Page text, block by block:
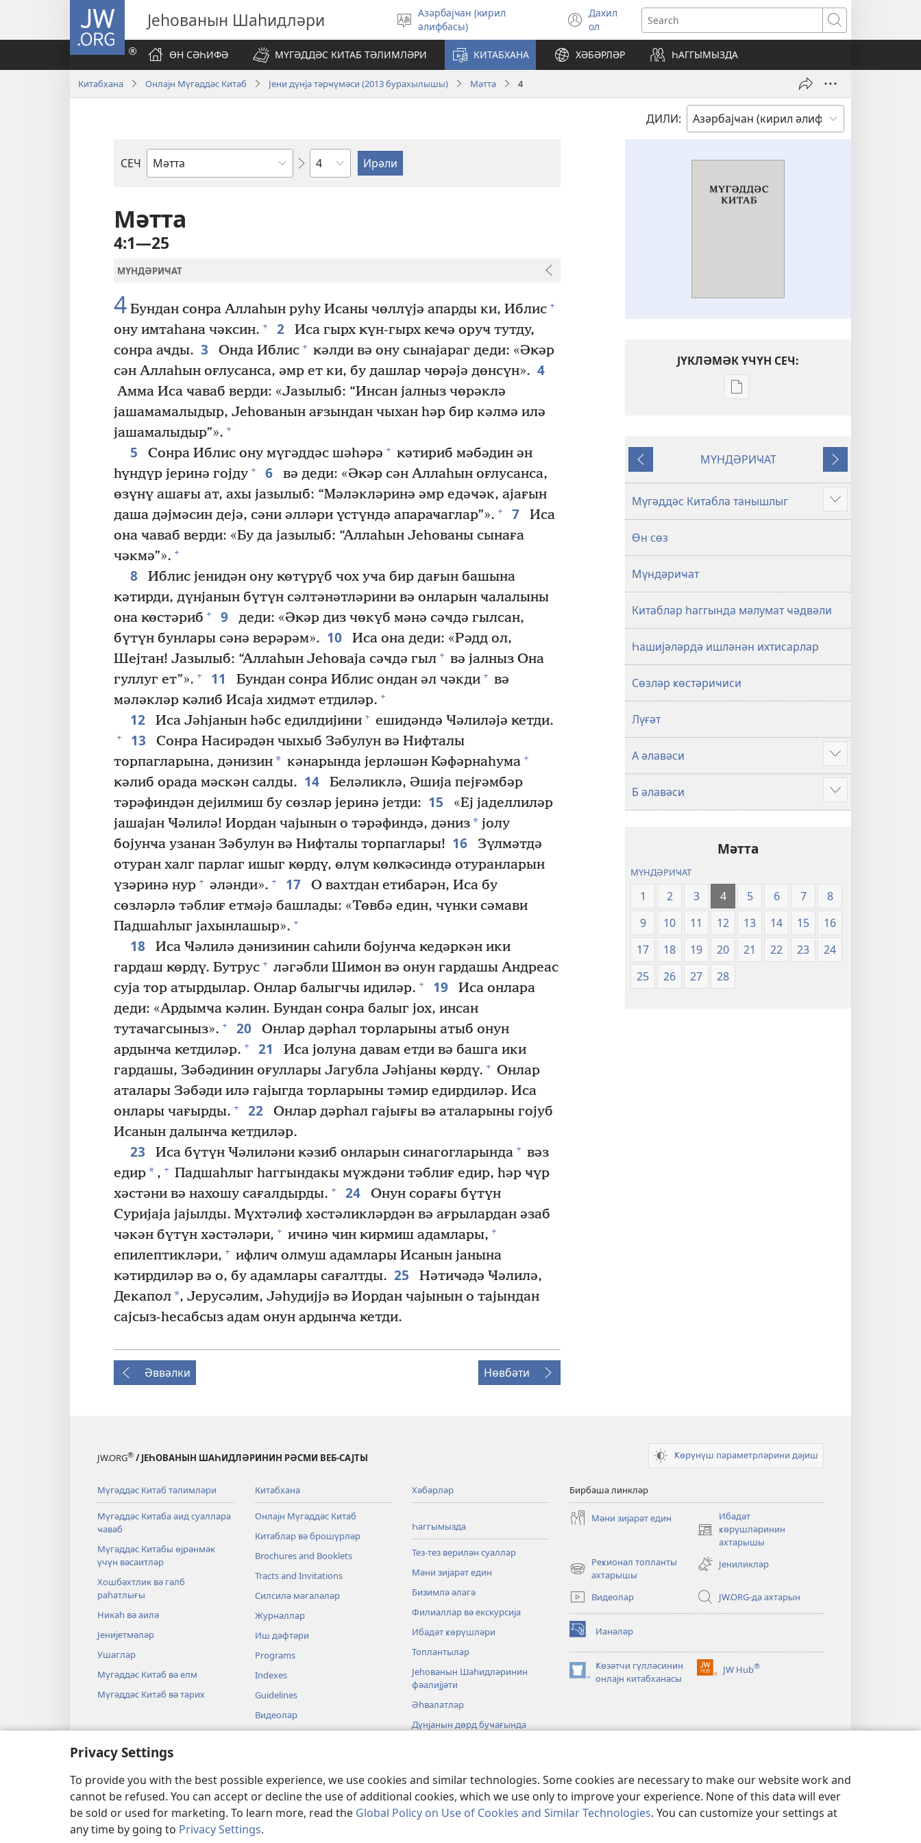
Privacy Settings
To provide you with the best possible experience, we use cookies and similar technologies. Some cookies are necessary to make our website work and
cannot be refused. You can accept or decline the use of additional cookies, which we use only to improve your experience. None of this data will ever
be sold or used for marketing. To learn more, read the Global Policy on Use of Cookies and Similar Technologies. You can customize your settings at
any time by going to Privacy Settings.
JW.ORG
Јеһованын Шаһидләри
сечин
Aзәрбајҹан (кирил
әлифбасы)
Дахил
ол(opens
new
window)
Search
ӨН СӘҺИФӘ МҮГӘДДӘС КИТАБ ТӘЛИМЛӘРИ КИТАБХАНА ХӘБӘРЛӘР ҺАГГЫМЫЗДА
Китабхана Онлајн Мүгәддәс Китаб Јени дүнја тәрҹүмәси (2013 бурахылышы) Мәтта 4
ДИЛИ:
СЕЧ
Бөлмә
Фәсил
Мәтта
4:1—25
МҮНДӘРИҸАТ
4 Бундан сонра Аллаһын руһу Исаны чөллүјә апарды ки, Иблис +
ону имтаһана чәксин. + 2
Иса гырх ҝүн-гырх ҝеҹә оруҹ тутду,
сонра аҹды. 3 Онда Иблис + ҝәлди вә ону сынајараг деди: «Әҝәр
сән Аллаһын оғлусанса, әмр ет ки, бу дашлар чөрәјә дөнсүн». 4
Амма Иса ҹаваб верди: «Јазылыб: “Инсан јалныз чөрәклә
јашамамалыдыр, Јеһованын ағзындан чыхан һәр бир кәлмә илә
јашамалыдыр”». +
5 Сонра Иблис ону мүгәддәс шәһәрә + ҝәтириб мәбәдин ән
һүндүр јеринә гојду + 6
вә деди: «Әҝәр сән Аллаһын оғлусанса,
өзүнү ашағы ат, ахы јазылыб: “Мәләкләринә әмр едәҹәк, ајағын
даша дәјмәсин дејә, сәни әлләри үстүндә апараҹаглар”». + 7
Иса
она ҹаваб верди: «Бу да јазылыб: “Аллаһын Јеһованы сынаға
чәкмә”». +
8
Иблис јенидән ону ҝөтүрүб чох уҹа бир дағын башына
ҝәтирди, дүнјанын бүтүн сәлтәнәтләрини вә онларын ҹалалыны
она ҝөстәриб + 9
деди: «Әҝәр диз чөкүб мәнә сәҹдә гылсан,
бүтүн бунлары сәнә верәрәм». 10
Иса она деди: «Рәдд ол,
Шејтан! Јазылыб: “Аллаһын Јеһоваја сәҹдә гыл + вә јалныз Она
гуллуг ет”». + 11 Бундан сонра Иблис ондан әл чәкди + вә
мәләкләр ҝәлиб Исаја хидмәт етдиләр. +
12 Иса Јәһјанын һәбс едилдијини + ешидәндә Ҹәлиләјә ҝетди.
+ 13
Сонра Насирәдән чыхыб Зәбулун вә Нифталы
торпагларына, дәнизин* кәнарында јерләшән Кәфәрнаһума +
ҝәлиб орада мәскән салды. 14
Беләликлә, Әшија пејғәмбәр
тәрәфиндән дејилмиш бу сөзләр јеринә јетди: 15
«Еј јаделлиләр
јашајан Ҹәлилә! Иордан чајынын о тәрәфиндә, дәниз* јолу
бојунҹа узанан Зәбулун вә Нифталы торпаглары! 16
Зүлмәтдә
отуран халг парлаг ишыг ҝөрдү, өлүм көлҝәсиндә отуранларын
үзәринә нур + әләнди». + 17
О вахтдан етибарән, Иса бу
сөзләрлә тәблиғ етмәјә башлады: «Төвбә един, чүнки сәмави
Падшаһлыг јахынлашыр». +
18
Иса Ҹәлилә дәнизинин саһили бојунҹа ҝедәркән ики
гардаш ҝөрдү. Бутрус + ләгәбли Шимон вә онун гардашы Андреас
суја тор атырдылар. Онлар балыгчы идиләр. + 19
Иса онлара
деди: «Ардымҹа ҝәлин. Бундан сонра балыг јох, инсан
тутаҹагсыныз». + 20
Онлар дәрһал торларыны атыб онун
ардынҹа ҝетдиләр. + 21
Иса јолуна давам етди вә башга ики
гардашы, Зәбәдинин оғуллары Јагубла Јәһјаны ҝөрдү. + Онлар
аталары Зәбәди илә гајыгда торларыны тәмир едирдиләр. Иса
онлары чағырды. + 22
Онлар дәрһал гајығы вә аталарыны гојуб
Исанын далынҹа ҝетдиләр.
23 Иса бүтүн Ҹәлиләни ҝәзиб онларын синагогларында + вәз
едир* , + Падшаһлыг һаггындакы мүждәни тәблиғ едир, һәр ҹүр
хәстәни вә нахошу сағалдырды. + 24
Онун сорағы бүтүн
Суријаја јајылды. Мүхтәлиф хәстәликләрдән вә ағрылардан әзаб
чәкән бүтүн хәстәләри, + ичинә ҹин ҝирмиш адамлары, +
епилептикләри, + ифлиҹ олмуш адамлары Исанын јанына
ҝәтирдиләр вә о, бу адамлары сағалтды. 25
Нәтиҹәдә Ҹәлилә,
Декапол*, Јерусәлим, Јәһудијјә вә Иордан чајынын о тајындан
сајсыз-һесабсыз адам онун ардынҹа ҝетди.
Әввәлки Нөвбәти
ЈҮКЛӘМӘК ҮЧҮН СЕЧ:
Електрон
параметрләр
(Төврат,
Әввәлки
МҮНДӘРИҸАТ
Нөвбәти
Мүгәддәс Китабла танышлыг
Show
more
Өн сөз
Мүндәриҹат
Китаблар һаггында мәлумат ҹәдвәли
Һашијәләрдә ишләнән ихтисарлар
Сөзләр ҝөстәриҹиси
Лүғәт
А әлавәси
Show
more
Б әлавәси
Show
more
Мәтта
МҮНДӘРИҸАТ
1 2 3 4 5 6 7
8
9
10 11 12 13 14 15
16
17
18 19 20 21 22 23
24
25
26 27 28
JW.ORG® / ЈЕҺОВАНЫН ШАҺИДЛӘРИНИН РӘСМИ ВЕБ-САЈТЫ Ҝөрүнүш параметрләрини дәјиш
Мүгәддәс Китаб тәлимләри
Мүгәддәс Китаба аид суаллара
ҹаваб
Мүгәддәс Китабы өјрәнмәк
үчүн вәсаитләр
Хошбәхтлик вә гәлб
раһатлығы
Никаһ вә аилә
Јенијетмәләр
Ушаглар
Мүгәддәс Китаб вә елм
Мүгәддәс Китаб вә тарих
Китабхана
Онлајн Мүгәддәс Китаб
Китаблар вә брошүрләр
Brochures and Booklets
Tracts and Invitations
Силсилә мәгаләләр
Журналлар
Иш дәфтәри
Programs
Indexes
Guidelines
Видеолар
Мусиги
Бәдии гираәт
Хәбәрләр
Һаггымызда
Тез-тез верилән суаллар
Мәни зијарәт един
Бизимлә әлагә
Филиаллар вә екскурсија
Ибадәт ҝөрүшләри
Топлантылар
Јеһованын Шаһидләринин
фәалијјәти
Әһвалатлар
Дүнјанын дөрд буҹағында
Бирбаша линкләр
Мәни зијарәт един
Ибадәт
ҝөрүшләринин
ахтарышы
(opens
window)
Реҝионал топланты
ахтарышы
(opens
window)
Јениликләр
Видеолар JW.ORG-да ахтарын
Ианәләр
(opens
new
window)Ҝөзәтчи гүлләсинин
онлајн китабханасы
(opens
JW Hub®
(opens
Copyright © 2026 Watch Tower Bible and Tract Society of Pennsylvania.